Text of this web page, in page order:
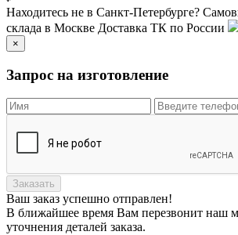
Находитесь не в Санкт-Петербурге?
склада в Москве Доставка ТК по России
×
Запрос на изготовление
Заказать
Ваш заказ успешно отправлен!
В ближайшее время Вам перезвонит наш
уточнения деталей заказа.